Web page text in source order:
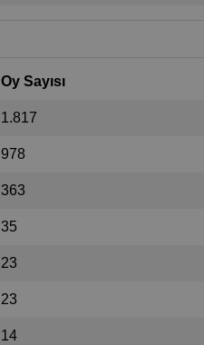
Oy Sayısı
1.817
978
363
35
23
23
14